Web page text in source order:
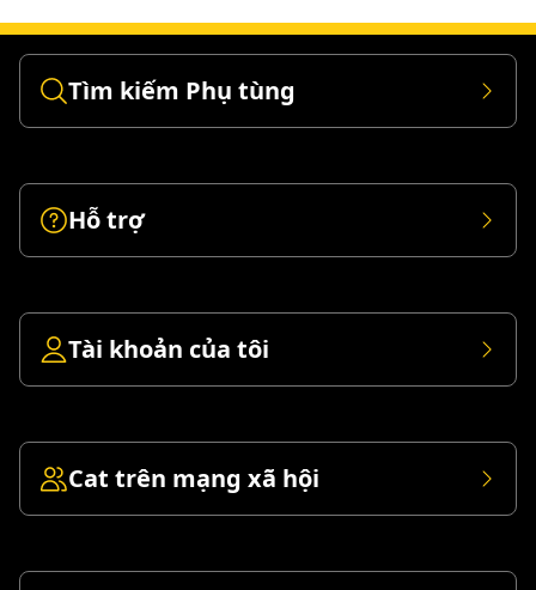
Tìm kiếm Phụ tùng
Hỗ trợ
Tài khoản của tôi
Cat trên mạng xã hội